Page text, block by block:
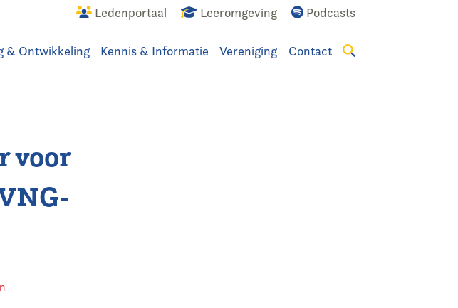
Ledenportaal Leeromgeving Podcasts
& Ontwikkeling Kennis & Informatie Vereniging Contact
voor